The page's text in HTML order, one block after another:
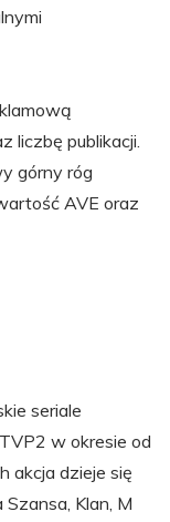
liczbę publikacji.
górny róg
AVE oraz
seriale
w okresie od
akcja dzieje się
Klan, M